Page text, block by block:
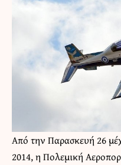
Από την Παρασκευή 26
2014, η Πολεμική